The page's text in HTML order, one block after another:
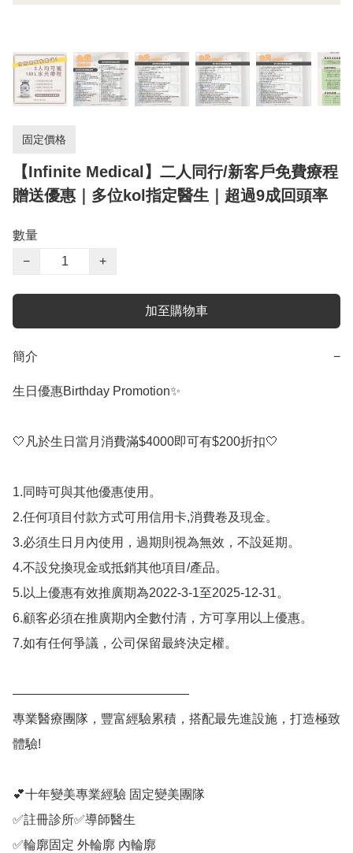
固定價格
【Infinite Medical】二人同行/新客戶免費療程
贈送優惠｜多位kol指定醫生｜超過9成回頭率
數量
−
+
加至購物車
簡介 −
生日優惠Birthday Promotion✨
🤍凡於生日當月消費滿$4000即可有$200折扣🤍
1.同時可與其他優惠使用。
2.任何項目付款方式可用信用卡,消費卷及現金。
3.必須生日月內使用，過期則視為無效，不設延期。
4.不設兌換現金或抵銷其他項目/產品。
5.以上優惠有效推廣期為2022-3-1至2025-12-31。
6.顧客必須在推廣期內全數付清，方可享用以上優惠。
7.如有任何爭議，公司保留最終決定權。
——————————————
專業醫療團隊，豐富經驗累積，搭配最先進設施，打造極致
體驗!
💕十年變美專業經驗 固定變美團隊
✅註冊診所✅導師醫生
✅輪廓固定 外輪廓 內輪廓